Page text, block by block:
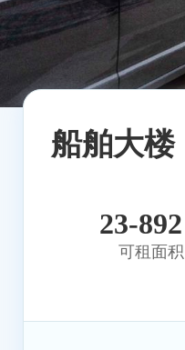
船舶大楼
23-892
可租面积